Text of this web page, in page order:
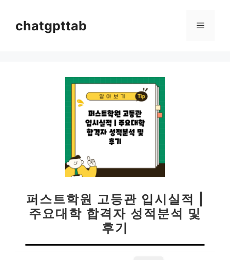
chatgpttab 메
퍼스트학원 고등관 입시실적 |
주요대학 합격자 성적분석 및
후기